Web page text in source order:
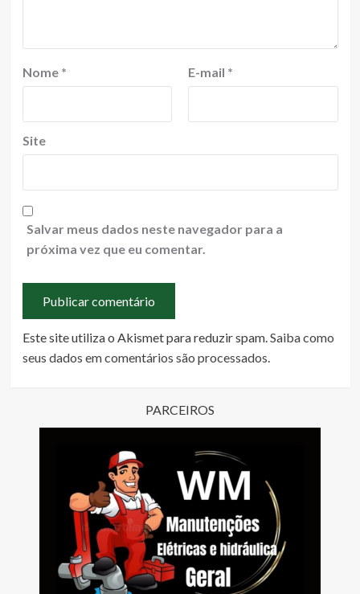
Nome * E-mail *
Site
Salvar meus dados neste navegador para a
próxima vez que eu comentar.
Este site utiliza o Akismet para reduzir spam.Saiba como
seus dados em comentários são processados.
PARCEIROS